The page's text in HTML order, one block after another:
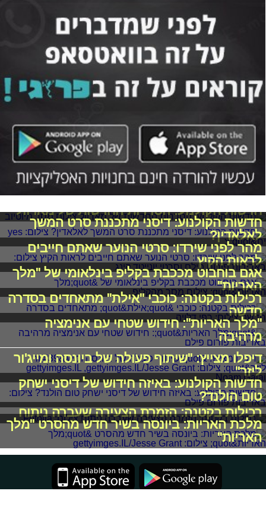
חדשות הקולנוע: הסדרות החדשות של מארוול
חדשות הקולנוע: דיסני מתכננת סרט המשך
לאלאדין?
מהר לפני שירדו: סרטי הנוער שאתם חייבים
לראות הקיץ
אגם בוחבוט מככבת בקליפ בינלאומי של "מלך
האריות"
רכילות בקטנה: כוכבי "אילת" מתאחדים בסדרה
חדשה
"מלך האריות": חידוש שטחי עם אנימציה
מרהיבה
דיפלו מצייץ: "שיתוף פעולה של ביונסה ומייג'ור
ליזר"
חדשות הקולנוע: באיזה חידוש של דיסני ישחק
טום הולנד?
רכילות בקטנה: הזמרת הצעירה שעברה ניתוח
מלכת האריות: ביונסה בשיר חדש מהסרט "מלך
האריות"